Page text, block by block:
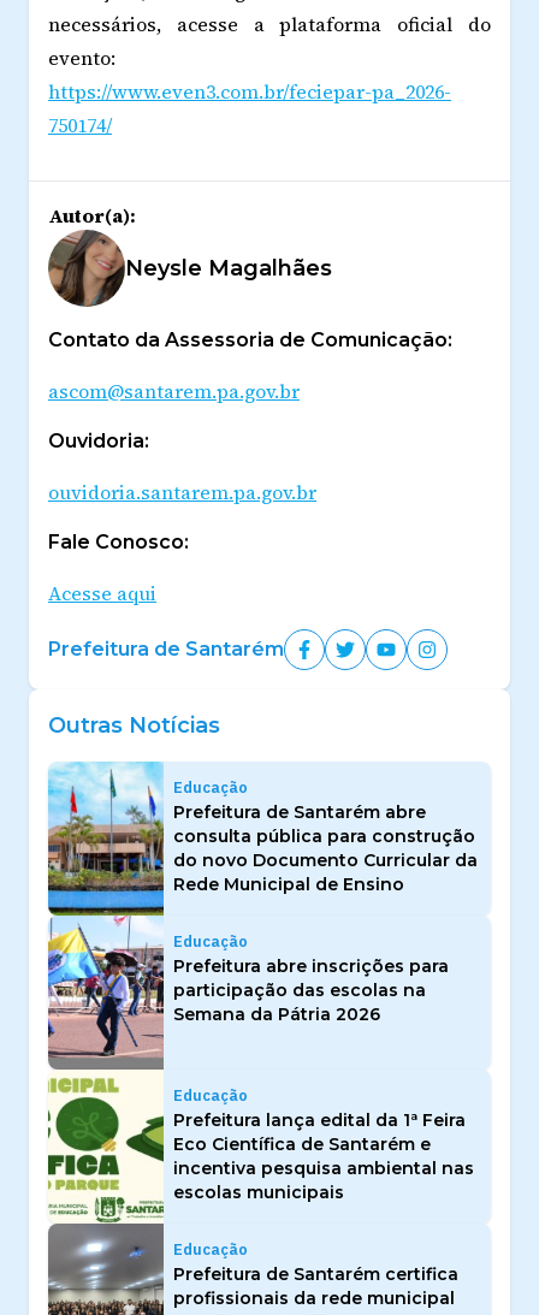
necessários, acesse a plataforma oficial do
evento:
https://www.even3.com.br/feciepar-pa_2026-
750174/
Autor(a):
Neysle Magalhães
Contato da Assessoria de Comunicação:
ascom@santarem.pa.gov.br
Ouvidoria:
ouvidoria.santarem.pa.gov.br
Fale Conosco:
Acesse aqui
Prefeitura de Santarém
Outras Notícias
Educação
Prefeitura de Santarém abre
consulta pública para construção
do novo Documento Curricular da
Rede Municipal de Ensino
Educação
Prefeitura abre inscrições para
participação das escolas na
Semana da Pátria 2026
Educação
Prefeitura lança edital da 1ª Feira
Eco Científica de Santarém e
incentiva pesquisa ambiental nas
escolas municipais
Educação
Prefeitura de Santarém certifica
profissionais da rede municipal